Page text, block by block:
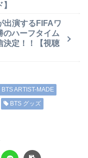
出演するFIFAワ
のハーフタイム
決定！！【視聴
BTS ARTIST-MADE
BTS グッズ